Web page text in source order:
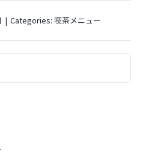
| Categories: 喫茶メニュー